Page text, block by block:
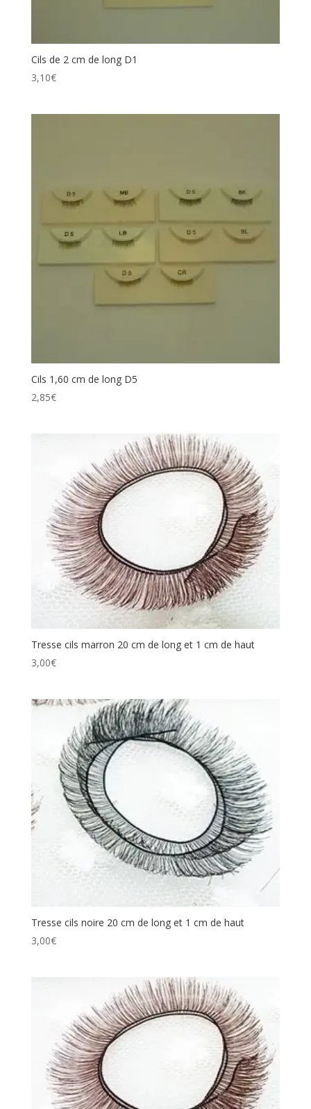
Cils de 2 cm de long D1
3,10€
Cils 1,60 cm de long D5
2,85€
Tresse cils marron 20 cm de long et 1 cm de haut
3,00€
Tresse cils noire 20 cm de long et 1 cm de haut
3,00€